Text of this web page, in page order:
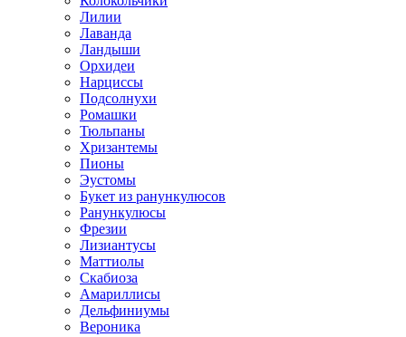
Лилии
Лаванда
Ландыши
Орхидеи
Нарциссы
Подсолнухи
Ромашки
Тюльпаны
Хризантемы
Пионы
Эустомы
Букет из ранункулюсов
Ранункулюсы
Фрезии
Лизиантусы
Маттиолы
Скабиоза
Амариллисы
Дельфиниумы
Вероника